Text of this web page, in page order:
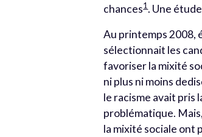
chances1. Une
Au printemps 2008,
sélectionnait les
favoriser la mixité
ni plus ni moins
le racisme avait pris
problématique.
la mixité sociale ont